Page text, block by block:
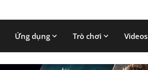
Ứng dụng Trò chơi Videos